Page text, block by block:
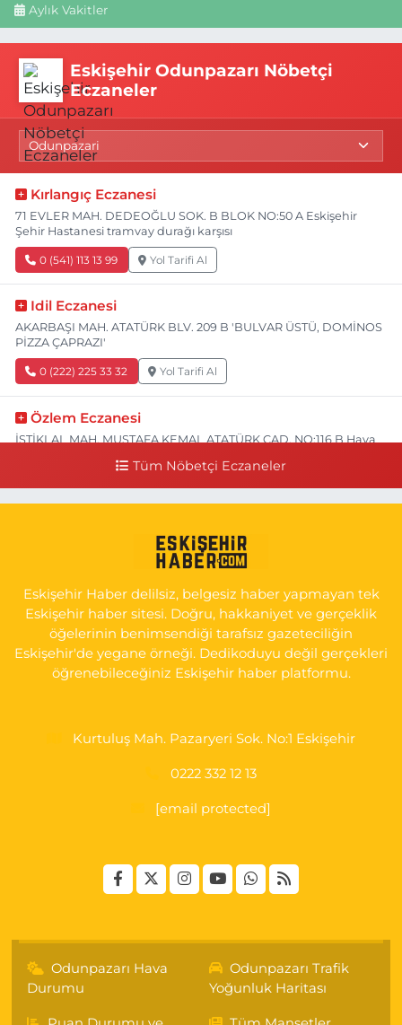
Aylık Vakitler
Eskişehir Odunpazarı Nöbetçi
Eczaneler
Kırlangıç Eczanesi
71 EVLER MAH. DEDEOĞLU SOK. B BLOK NO:50 A Eskişehir
Şehir Hastanesi tramvay durağı karşısı
0 (541) 113 13 99 Yol Tarifi Al
Idil Eczanesi
AKARBAŞI MAH. ATATÜRK BLV. 209 B 'BULVAR ÜSTÜ, DOMİNOS
PİZZA ÇAPRAZI'
0 (222) 225 33 32 Yol Tarifi Al
Özlem Eczanesi
İSTİKLAL MAH. MUSTAFA KEMAL ATATÜRK CAD. NO:116 B Hava
GÖKMEYDAN MAH. ULUS CAD. NO:4 A ADLİYE AŞAĞISI, SARAR
İMAM HATİP YANI, CUMA PAZARI CADDE GİRİŞİ
0 (222) 240 16 67 Yol Tarifi Al
Tüm Nöbetçi Eczaneler
Eskişehir Haber delilsiz, belgesiz haber yapmayan tek
Eskişehir haber sitesi. Doğru, hakkaniyet ve gerçeklik
öğelerinin benimsendiği tarafsız gazeteciliğin
Eskişehir'de yegane örneği. Dedikoduyu değil gerçekleri
öğrenebileceğiniz Eskişehir haber platformu.
Kurtuluş Mah. Pazaryeri Sok. No:1 Eskişehir
0222 332 12 13
[email protected]
Odunpazarı Hava
Durumu
Odunpazarı Trafik
Yoğunluk Haritası